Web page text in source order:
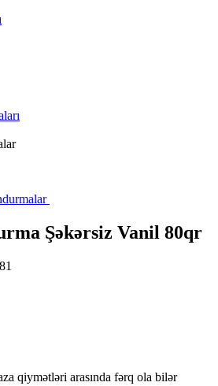
Şəkərsiz Vanil 80qr
qiymətləri arasında fərq ola bilər